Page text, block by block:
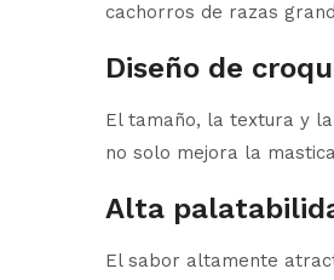
cachorros de razas
Diseño de
El tamaño, la textura y
no solo mejora la
Alta
El sabor altamente